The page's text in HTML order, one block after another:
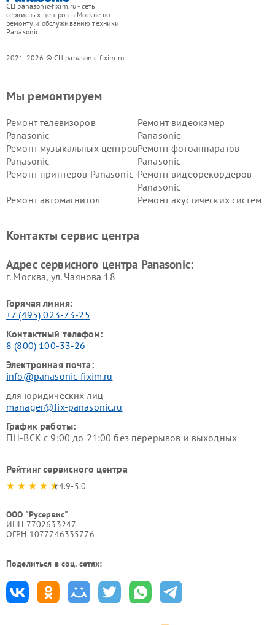
СЦ panasonic-fixim.ru - сеть
сервисных центров в Москве по
ремонту и обслуживанию техники
Panasonic
2021-2026 © СЦ panasonic-fixim.ru
Мы ремонтируем
Ремонт телевизоров
Panasonic
Ремонт видеокамер
Panasonic
Ремонт музыкальных центров
Panasonic
Ремонт фотоаппаратов
Panasonic
Ремонт принтеров Panasonic Ремонт видеорекордеров
Panasonic
Ремонт автомагнитол
Ремонт акустических систем
панелей Panasonic
Контакты сервис центра
Адрес сервисного центра Panasonic:
г. Москва, ул. Чаянова 18
Горячая линия:
+7 (495) 023-73-25
Контактный телефон:
8 (800) 100-33-26
Электронная почта:
info@panasonic-fixim.ru
для юридических лиц
manager@fix-panasonic.ru
График работы:
ПН-ВСК с 9:00 до 21:00 без перерывов и выходных
Рейтинг сервисного центра
4.9-5.0
ООО "Русервис"
ИНН 7702633247
ОГРН 1077746335776
Поделиться в соц. сетях: